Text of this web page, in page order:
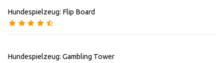
Hundespielzeug: Flip Board
Hundespielzeug: Gambling Tower